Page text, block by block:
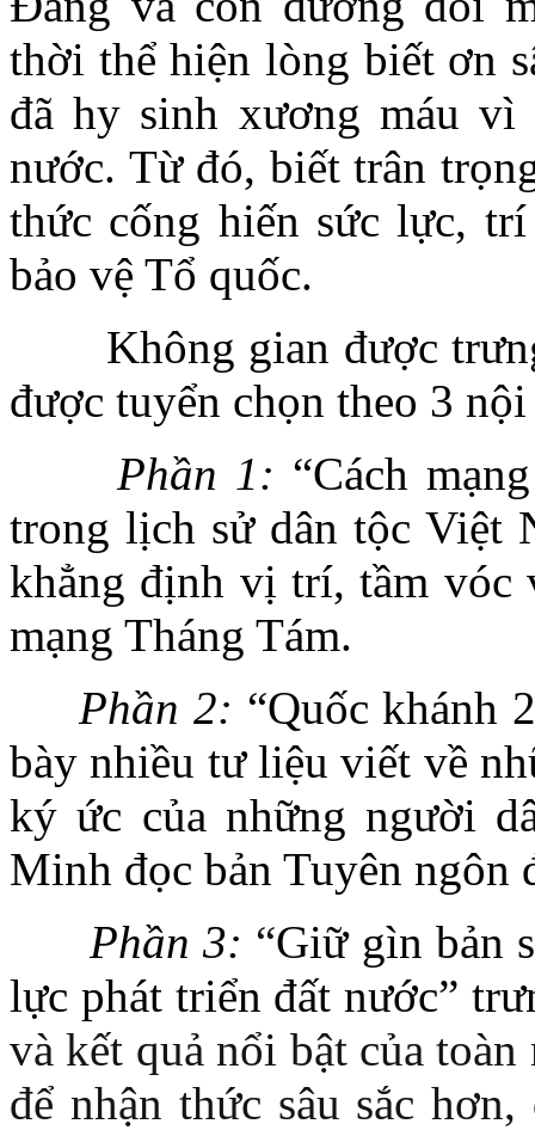
thời thể hiện lòng biết ơn
đã hy sinh xương máu vì
nước. Từ đó, biết trân
thức cống hiến sức lực,
bảo vệ Tổ quốc.
Không gian được
được tuyển chọn theo 3
Phần 1: “Cách
trong lịch sử dân tộc Việt
khẳng định vị trí, tầm vóc
mạng Tháng Tám.
Phần 2: “Quốc khánh
bày nhiều tư liệu viết về
ký ức của những người
Minh đọc bản Tuyên ngôn
Phần 3: “Giữ gìn bản
lực phát triển đất nước”
và kết quả nổi bật của
để nhận thức sâu sắc